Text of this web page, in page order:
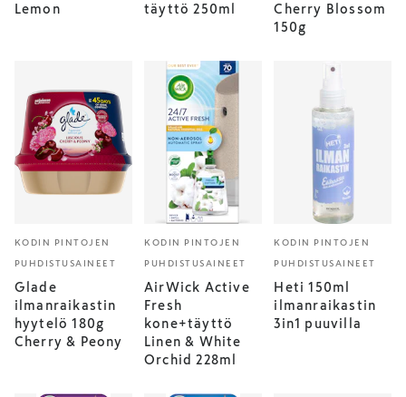
Lemon
täyttö 250ml
Cherry Blossom
150g
KODIN PINTOJEN
PUHDISTUSAINEET
Glade
ilmanraikastin
hyytelö 180g
Cherry & Peony
KODIN PINTOJEN
PUHDISTUSAINEET
AirWick Active
Fresh
kone+täyttö
Linen & White
Orchid 228ml
KODIN PINTOJEN
PUHDISTUSAINEET
Heti 150ml
ilmanraikastin
3in1 puuvilla